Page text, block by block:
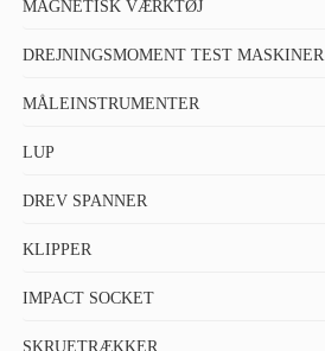
MAGNETISK VÆRKTØJ
DREJNINGSMOMENT TEST MASKINER
MÅLEINSTRUMENTER
LUP
DREV SPANNER
KLIPPER
IMPACT SOCKET
SKRUETRÆKKER